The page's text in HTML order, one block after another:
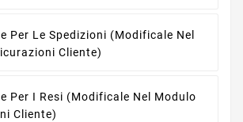
Per Le Spedizioni (modificale Nel
Cliente)
Per I Resi (modificale Nel Modulo
Cliente)